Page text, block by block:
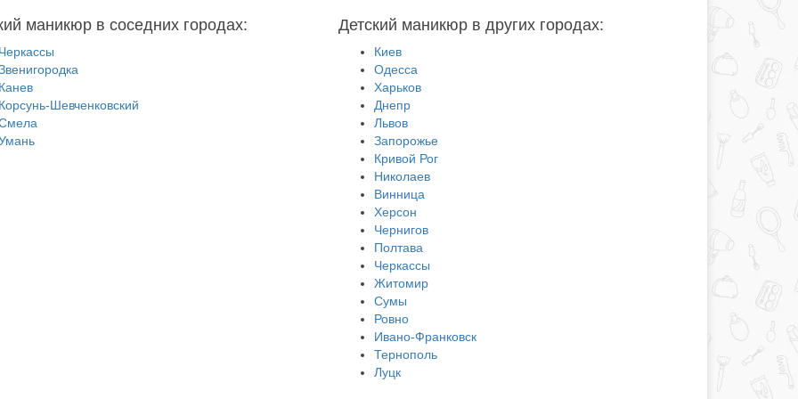
маникюр в соседних городах:
Шевченковский
Детский маникюр в других городах:
Киев
Одесса
Харьков
Днепр
Львов
Запорожье
Кривой Рог
Николаев
Винница
Херсон
Чернигов
Полтава
Черкассы
Житомир
Сумы
Ровно
Ивано-Франковск
Тернополь
Луцк